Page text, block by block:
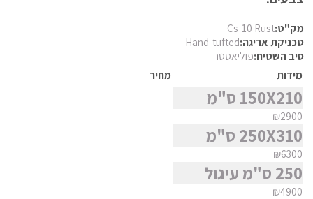
סגנוןפרסי נהין
פרסי סנה
פרסי קום
פרסי קום משי
פרסי קלארדש
מק"ט:Cs-10 Rust
טכניקת אריגה:Hand-tufted
סיב השטיח:פוליאסטר
מידות
מחיר
150X210 ס"מ
₪2900
250X310 ס"מ
₪6300
250 ס"מ עיגול
₪4900